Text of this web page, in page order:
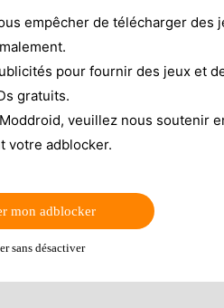
empêcher de télécharger des
pour fournir des jeux et
gratuits.
veuillez nous soutenir
votre adblocker.
mon adblocker
sans désactiver